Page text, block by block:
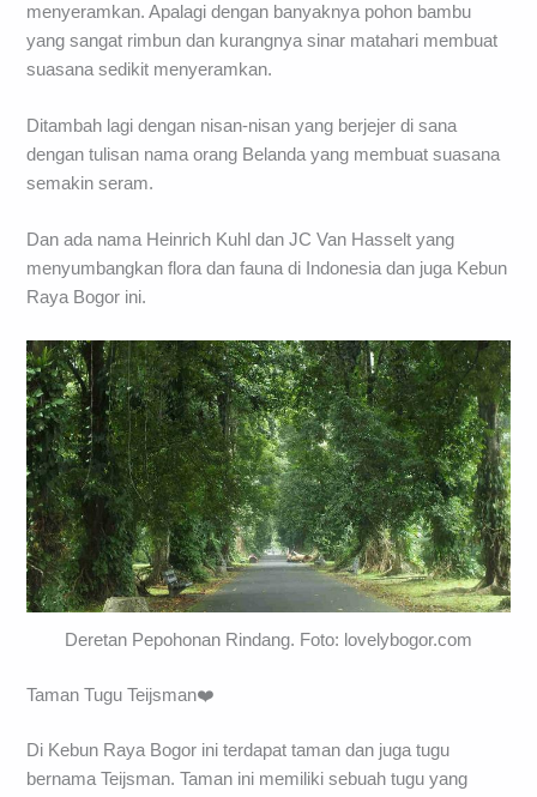
menyeramkan. Apalagi dengan banyaknya pohon bambu
yang sangat rimbun dan kurangnya sinar matahari membuat
suasana sedikit menyeramkan.
Ditambah lagi dengan nisan-nisan yang berjejer di sana
dengan tulisan nama orang Belanda yang membuat suasana
semakin seram.
Dan ada nama Heinrich Kuhl dan JC Van Hasselt yang
menyumbangkan flora dan fauna di Indonesia dan juga Kebun
Raya Bogor ini.
Deretan Pepohonan Rindang. Foto: lovelybogor.com
Taman Tugu Teijsman❤️
Di Kebun Raya Bogor ini terdapat taman dan juga tugu
bernama Teijsman. Taman ini memiliki sebuah tugu yang